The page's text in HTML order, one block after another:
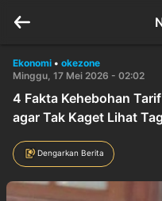
Ekonomi • okezone
Minggu, 17 Mei 2026 - 02:02
4 Fakta Kehebohan
agar Tak Kaget Lihat
Dengarkan Berita